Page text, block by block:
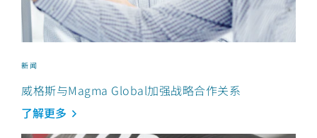
新闻
威格斯与Magma Global加强战略合作关系
了解更多